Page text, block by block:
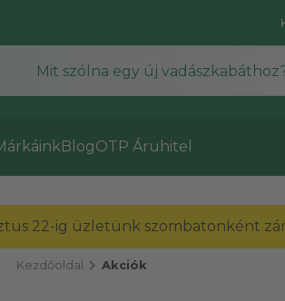
BlogOTP Áruhitel
22-ig üzletünk szombatonként
Kezdőoldal chevron_right Akciók